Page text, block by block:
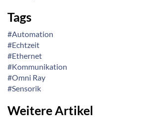
Tags
#Automation
#Echtzeit
#Ethernet
#Kommunikation
#Omni Ray
#Sensorik
Weitere Artikel